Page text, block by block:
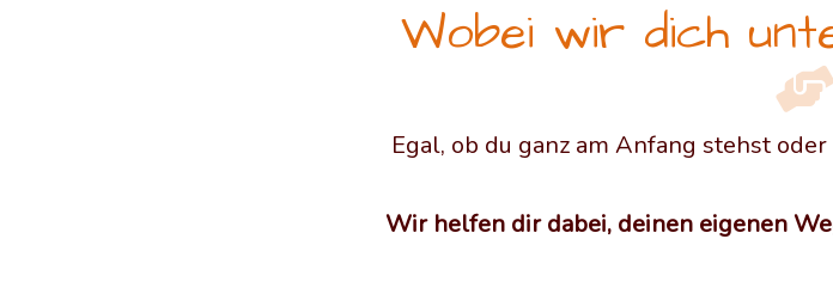
Wobei wir dich
Egal, ob du ganz am Anfang stehst
Wir helfen dir dabei, deinen eigenen